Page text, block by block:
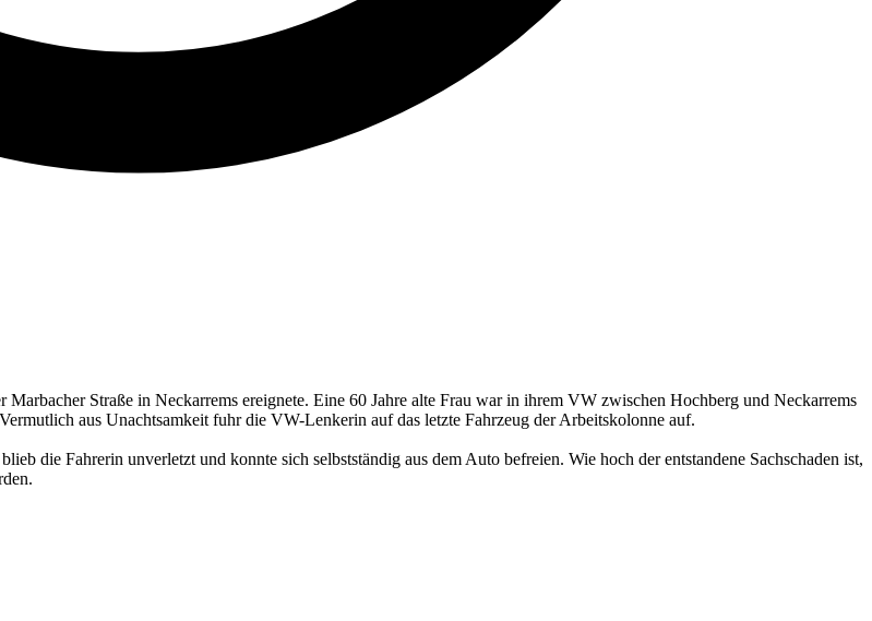
Straße in Neckarrems ereignete. Eine 60 Jahre alte Frau war in ihrem VW zwischen Hochberg und Neckarrems
aus Unachtsamkeit fuhr die VW-Lenkerin auf das letzte Fahrzeug der Arbeitskolonne auf.
die Fahrerin unverletzt und konnte sich selbstständig aus dem Auto befreien. Wie hoch der entstandene Sachschaden ist,